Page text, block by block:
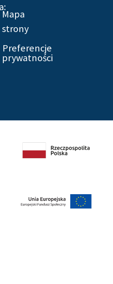
Mapa
strony
Preferencje
prywatności